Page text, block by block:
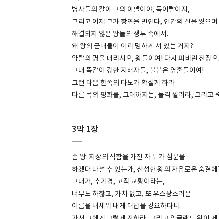
병사들의 칼이 그의 이빨이야, 독이빨이지,
그리고 이제 그가 항연을 벌인다, 인간의 살을 찢으며
해결되지 않은 왕들의 쟁투 속에서.
왜 왕의 군대들이 이리 명하게 서 있는 거지?
약탈의 명을 내리시오, 왕들이여! 다시 피비린 전장
그대 똑같이 강한 지배자들, 불붙은 영혼들이여!
그런 다음 한쪽의 타도가 확실케 하라
다른 쪽의 평화를, 그때까지는, 돌격 찔러라, 그리고
3막 1장
존 왕: 지상의 직함을 가진 자 누가 심문을
하겠다 나설 수 있는가, 신성한 왕의 자유로운 숨결에
그대가, 추기경, 고작 교황이라는,
너무도 하찮고, 가치 없고, 또 우스꽝스러운
이름을 내세워 내게 대답을 강요하다니.